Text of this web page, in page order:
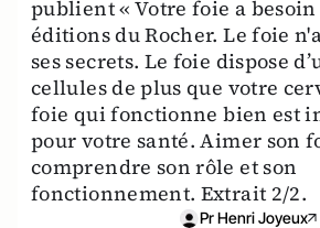
publient « Votre foie a besoin
éditions du Rocher. Le foie
ses secrets. Le foie dispose
cellules de plus que votre
foie qui fonctionne bien est
pour votre santé. Aimer son
comprendre son rôle et son
fonctionnement. Extrait 2/2.
Pr Henri Joyeux